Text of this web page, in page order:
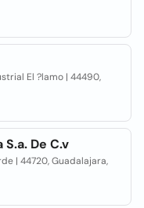
El ?lamo | 44490,
De C.v
| 44720, Guadalajara,